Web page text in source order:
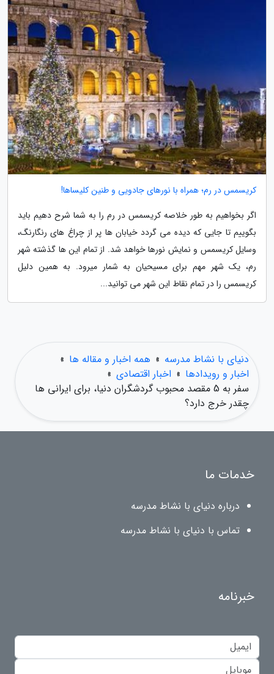
کریسمس در رم؛ همراه با نورهای جادویی و طنین کلیساها!
اگر بخواهیم به طور خلاصه کریسمس در رم را به شما شرح دهیم باید
بگوییم تا جایی که دیده می گردد خیابان ها پر از چراغ های رنگارنگ،
وسایل کریسمس و نمایش نورها خواهد شد. از تمام این ها گذشته شهر
رم، یک شهر مهم برای مسیحیان به شمار میرود. به همین دلیل
کریسمس را در تمام نقاط این شهر می توانید...
دنیای با نشاط مدرسه » همه اخبار و مقاله ها »
اخبار و رویدادها » اخبار اقتصادی »
سفر به 5 مقصد محبوب گردشگران دنیا، برای ایرانی ها
چقدر خرج دارد؟
خدمات ما
درباره دنیای با نشاط مدرسه
تماس با دنیای با نشاط مدرسه
خبرنامه